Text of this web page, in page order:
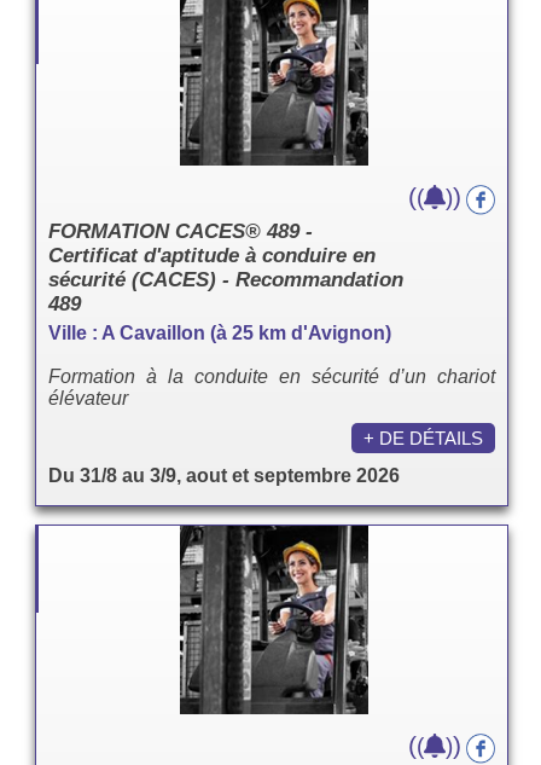
FORMATION CACES® 489 -
Certificat d'aptitude à conduire en
sécurité (CACES) - Recommandation
489
Ville : A Cavaillon (à 25 km d'Avignon)
Formation à la conduite en sécurité d’un chariot
élévateur
Du 31/8 au 3/9, aout et septembre 2026
(( ))
+ DE DÉTAILS
(( ))